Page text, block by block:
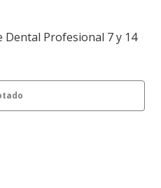
Dental Profesional 7 y 14